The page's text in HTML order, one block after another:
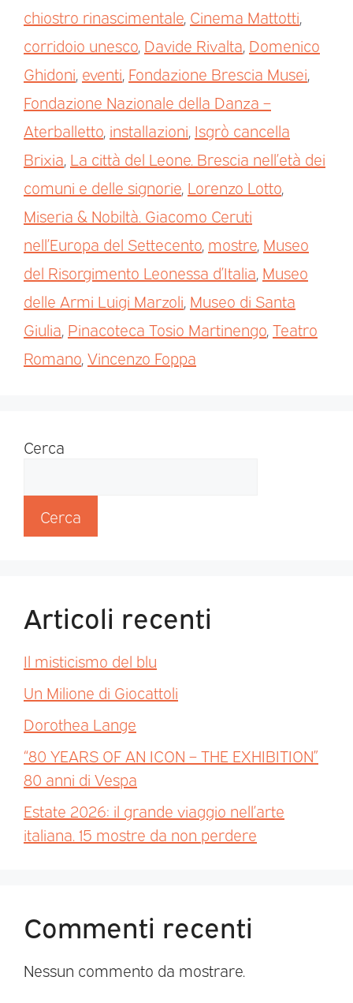
chiostro rinascimentale Cinema Mattotti
corridoio unesco Davide Rivalta Domenico
Ghidoni eventi Fondazione Brescia Musei
Fondazione Nazionale della Danza –
Aterballetto installazioni Isgrò cancella
Brixia La città del Leone. Brescia nell’età dei
comuni e delle signorie Lorenzo Lotto
Miseria & Nobiltà. Giacomo Ceruti
nell’Europa del Settecento mostre Museo
del Risorgimento Leonessa d’Italia Museo
delle Armi Luigi Marzoli Museo di Santa
Giulia Pinacoteca Tosio Martinengo Teatro
Romano Vincenzo Foppa
Cerca
Cerca
Articoli recenti
Il misticismo del blu
Un Milione di Giocattoli
Dorothea Lange
“80 YEARS OF AN ICON – THE EXHIBITION”
80 anni di Vespa
Estate 2026: il grande viaggio nell’arte
italiana. 15 mostre da non perdere
Commenti recenti
Nessun commento da mostrare.